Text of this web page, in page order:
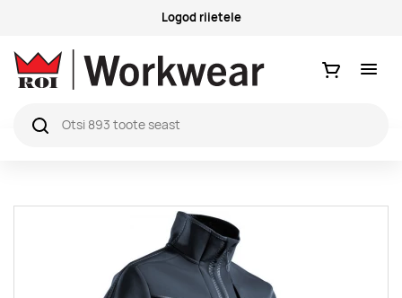
Küsimused ja vastused
Ostukorv